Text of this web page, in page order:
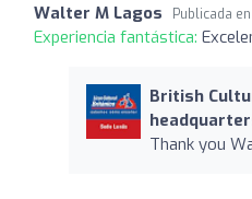
Walter M Lagos Publicada en
Experiencia fantástica:
British
Thank you